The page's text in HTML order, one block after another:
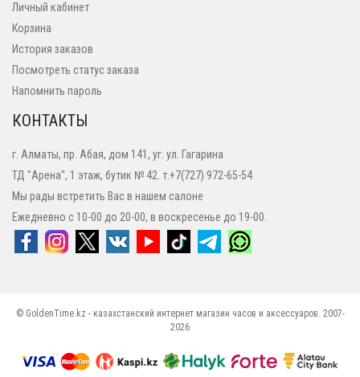
Личный кабинет
Корзина
История заказов
Посмотреть статус заказа
Напомнить пароль
КОНТАКТЫ
г. Алматы, пр. Абая, дом 141, уг. ул. Гагарина
ТД "Арена", 1 этаж, бутик № 42. т.+7(727) 972-65-54
Мы рады встретить Вас в нашем салоне
Ежедневно с 10-00 до 20-00, в воскресенье до 19-00.
© GoldenTime.kz - казахстанский интернет магазин часов и аксессуаров. 2007-
2026